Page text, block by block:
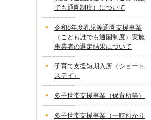
でも通園制度）について
令和8年度乳児等通園支援事業
（こども誰でも通園制度）実施
事業者の選定結果について
子育て支援短期入所（ショート
ステイ）
多子世帯支援事業（保育所等）
多子世帯支援事業（一時預かり